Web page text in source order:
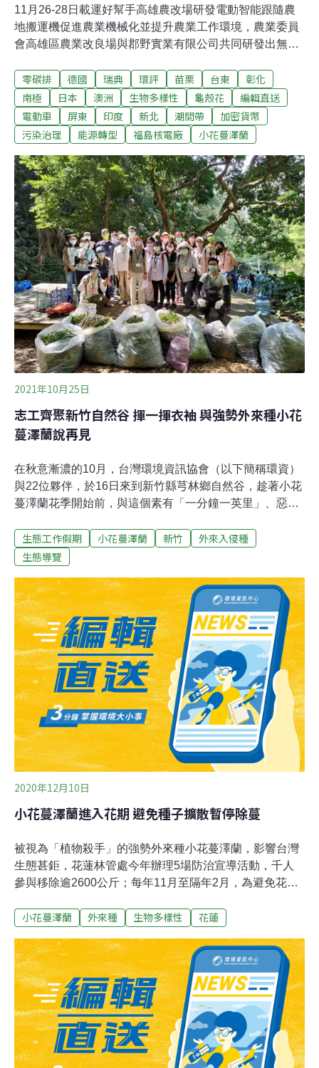
11月26-28日載運好幫手高雄農改場研發電動智能跟隨農
地搬運機促進農業機械化並提升農業工作環境，農業委員
會高雄區農業改良場與郡野實業有限公司共同研發出無人
機」，盼能有效減輕農民工作負擔，且能免除傳統農機引
擎排放廢氣與碳排放的困擾，26日在農改場舉行田間作業
示範觀摩會，農民朋友對於能「自動跟隨」都感到新奇。
（聯合報報導）小琉球潮間帶生物大量死亡 屏府：限制遊
客人數與踩踏範圍在氣候變遷及小琉球觀光迅速發展下，
小琉球潮間帶生物大量死亡，屏東縣政府表示，縣府積極
面對以取得觀光發展與生態保育的平衡，以限制遊客人
數、踩踏範圍等措施管理。縣府表示，未來將持續向中央
研提常年性計畫以支持科學調查，並依調查成果研擬可行
方案，包括加強對敏感生物的調查、保育及復育、評估劃
設核心保育區、實施潮間帶輪休等，並視生態狀況適時調
降進入人數或關閉休養。（中央社報導）
零碳排 德國 瑞典 環評 苗栗 台東
彰化
南極
日本 澳洲 生物多樣性 龜殼花
編輯直送
電動車
屏東 印度 新北 潮間帶
加密貨幣
污染治理
能源轉型 福島核電廠 小花蔓澤蘭
2021年10月25日
志工齊聚新竹自然谷 揮一揮衣袖 與強勢外來種小花
蔓澤蘭說再見
在秋意漸濃的10月，台灣環境資訊協會（以下簡稱環資）
與22位夥伴，於16日來到新竹縣芎林鄉自然谷，趁著小花
蔓澤蘭花季開始前，與這個素有「一分鐘一英里」、惡名
自然谷的芒果樹平台開始，由自然谷工作人員何京翰向志
工夥伴介紹小花蔓澤蘭的特色，除了其生長速度極快之
輕盈的特色（每平方公尺會有約17萬顆種子），急需夥伴
於10月至11月開花前，盡可能地抑制小花蔓澤蘭擴散。偏
好潮濕且光照充足生長環境的小花蔓澤蘭，常常在攀附的
過程中，與其他藤蔓植物糾結在一塊。有些植物葉形看起
來像極了小花蔓澤蘭，不易辨認。拔除小花蔓澤蘭的過程
中，常可聽見此起彼落的：「這個是小花蔓澤蘭嗎？」、
「這個看起來不太像是小花蔓澤蘭。」或是夥伴盯著手中
已經拔除的藤蔓植物咕噥：「嗯，這個應該不是小花蔓澤
蘭。」但在自然谷講師周昭蕊悉心解釋下，志
生態工作假期 小花蔓澤蘭 新竹
外來入侵種
生態導覽
2020年12月10日
小花蔓澤蘭進入花期 避免種子擴散暫停除蔓
被視為「植物殺手」的強勢外來種小花蔓澤蘭，影響台灣
生態甚鉅，花蓮林管處今年辦理5場防治宣導活動，千人
參與移除逾2600公斤；每年11月至隔年2月，為避免花粉
蓮縣西側中央山脈低海拔地區均可見小花蔓澤蘭遍布。有
物生長。林務局花蓮林區管理處表示，已委託國立屏東科
技大學以遙控無人機於小花蔓澤蘭花期拍攝，盤點小花蔓
澤蘭分布位置及面積，彙整分析小花蔓澤蘭分布熱點，劃
設分工網絡，整合公部門資源與各機關共同推動小花蔓澤
蘭防治工作，希望能更有效率地執行防除作業。
小花蔓澤蘭 外來種 生物多樣性 花蓮